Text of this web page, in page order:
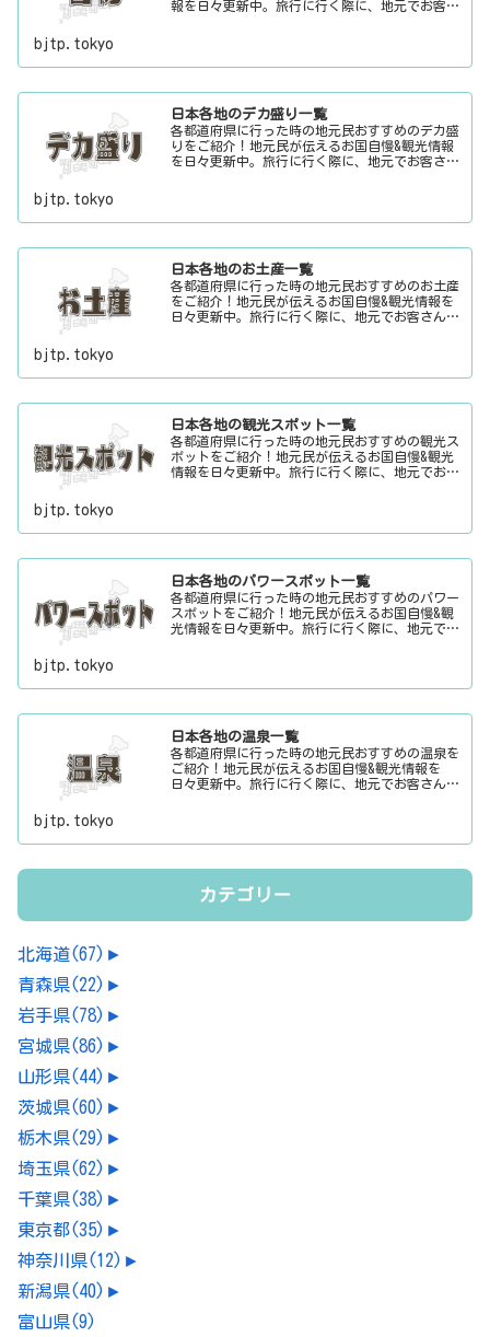
報を日々更新中。旅行に行く際に、地元でお客さ
bjtp.tokyo
日本各地のデカ盛り一覧
各都道府県に行った時の地元民おすすめのデカ盛
りをご紹介！地元民が伝えるお国自慢&観光情報
を日々更新中。旅行に行く際に、地元でお客さん
bjtp.tokyo
日本各地のお土産一覧
各都道府県に行った時の地元民おすすめのお土産
をご紹介！地元民が伝えるお国自慢&観光情報を
日々更新中。旅行に行く際に、地元でお客さんを
bjtp.tokyo
日本各地の観光スポット一覧
各都道府県に行った時の地元民おすすめの観光ス
ポットをご紹介！地元民が伝えるお国自慢&観光
情報を日々更新中。旅行に行く際に、地元でお客
bjtp.tokyo
日本各地のパワースポット一覧
各都道府県に行った時の地元民おすすめのパワー
スポットをご紹介！地元民が伝えるお国自慢&観
光情報を日々更新中。旅行に行く際に、地元でお
bjtp.tokyo
日本各地の温泉一覧
各都道府県に行った時の地元民おすすめの温泉を
ご紹介！地元民が伝えるお国自慢&観光情報を
日々更新中。旅行に行く際に、地元でお客さんを
bjtp.tokyo
カテゴリー
北海道(67) ►
青森県(22) ►
岩手県(78) ►
宮城県(86) ►
山形県(44) ►
茨城県(60) ►
栃木県(29) ►
埼玉県(62) ►
千葉県(38) ►
東京都(35) ►
神奈川県(12) ►
新潟県(40) ►
富山県(9)